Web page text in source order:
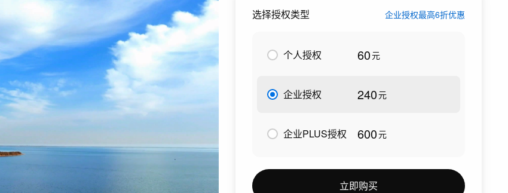
选择授权类型 企业授权最高6折优惠
个人授权 60元
企业授权 240元
企业PLUS授权 600元
立即购买